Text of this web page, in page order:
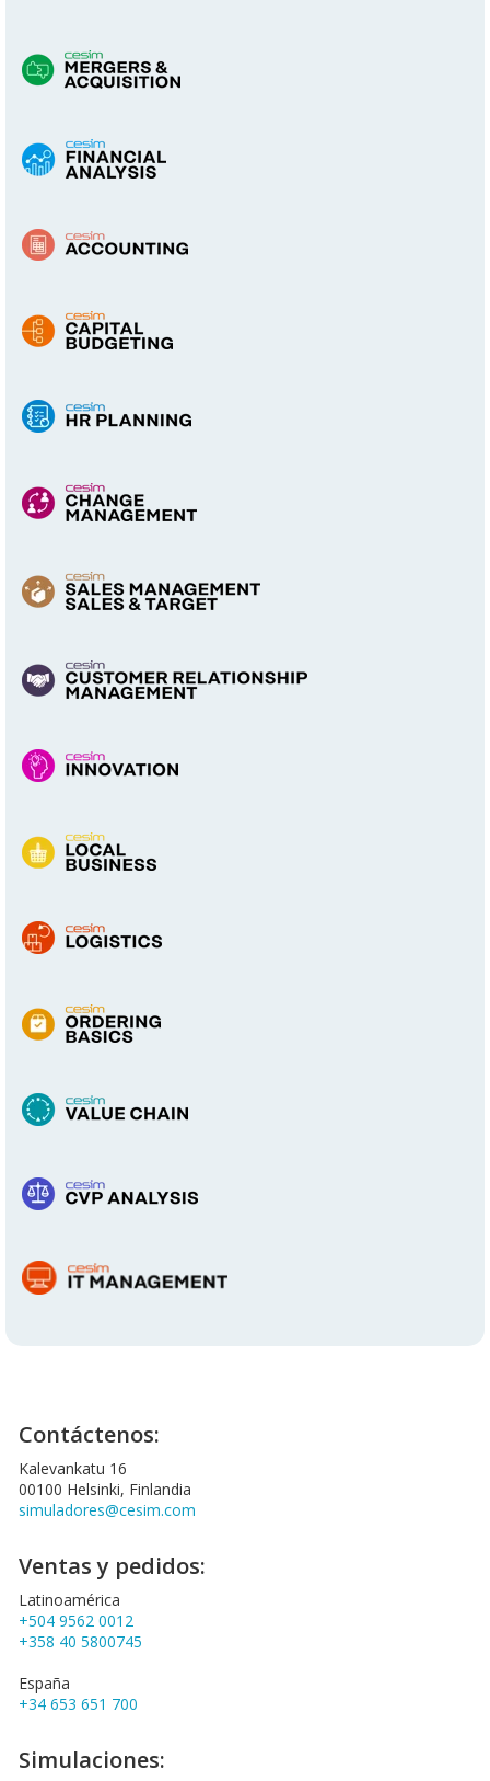
Contáctenos:
Kalevankatu 16
00100 Helsinki, Finlandia
simuladores@cesim.com
Ventas y pedidos:
Latinoamérica
+504 9562 0012
+358 40 5800745
España
+34 653 651 700
Simulaciones: